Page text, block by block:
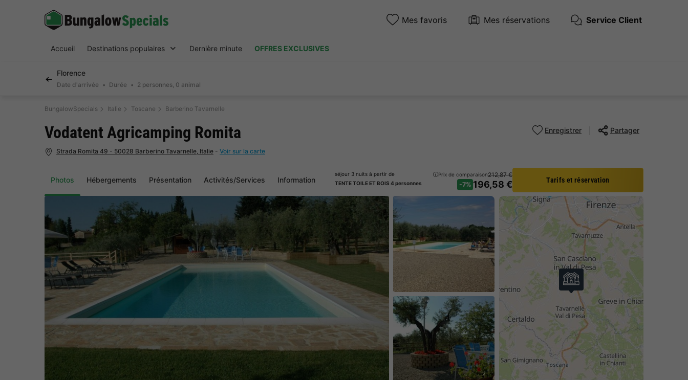
Mes favoris Mes réservations Service Client
Accueil Destinations populaires Dernière minute OFFRES EXCLUSIVES
Florence
Date d'arrivée Durée 2 personnes, 0 animal
BungalowSpecials Italie Toscane Barberino Tavarnelle
Photos Hébergements Présentation Activités/Services Information
séjour 3 nuits à partir de
TENTE TOILE ET BOIS 4 personnes
Prix de comparaison212,87 €
-7% 196,58 € Tarifs et réservation
Vodatent Agricamping Romita Enregistrer Partager
Strada Romita 49 - 50028 Barberino Tavarnelle, Italie - Voir sur la carte